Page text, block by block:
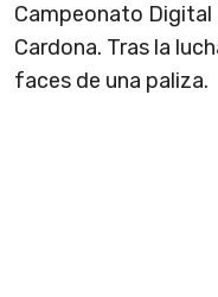
Campeonato Digital
Cardona. Tras la
faces de una paliza.